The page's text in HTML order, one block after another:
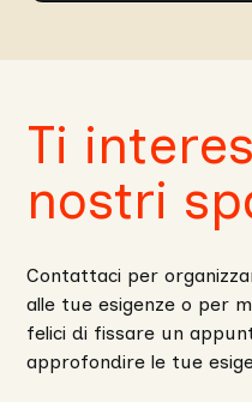
Ti
nostri
Contattaci per
alle tue esigenze o per
felici di fissare un
approfondire le tue